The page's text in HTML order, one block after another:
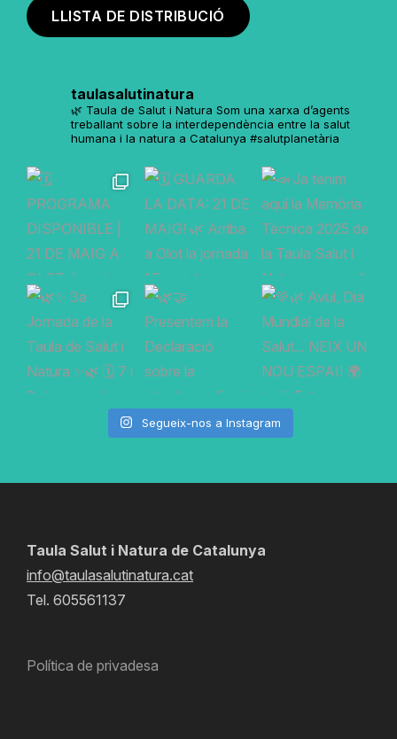
LLISTA DE DISTRIBUCIÓ
taulasalutinatura
🌿 Taula de Salut i Natura Som una xarxa d’agents
treballant sobre la interdependència entre la salut
humana i la natura a Catalunya #salutplanetària
Segueix-nos a Instagram
Taula Salut i Natura de Catalunya
info@taulasalutinatura.cat
Tel. 605561137
Política de privadesa